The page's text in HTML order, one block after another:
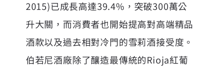
2015)已成長高達39.4%，突破300萬公
升大關，而消費者也開始提高對高端精品
酒款以及過去相對冷門的雪莉酒接受度。
伯若尼酒廠除了釀造最傳統的Rioja紅葡